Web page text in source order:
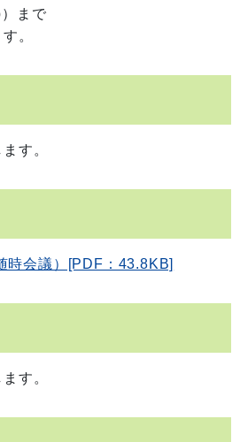
まで
。
す。
時会議）[PDF：43.8KB]
す。